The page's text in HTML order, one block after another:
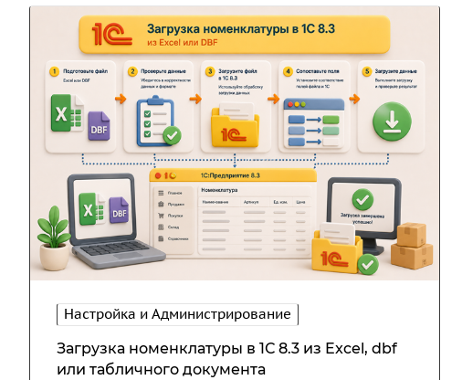
Настройка и Администрирование
Загрузка номенклатуры в 1С 8.3 из Excel, dbf
или табличного документа